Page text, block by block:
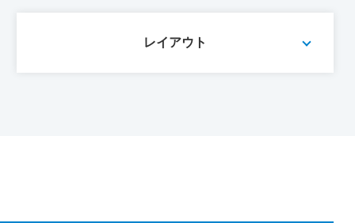
レイアウト